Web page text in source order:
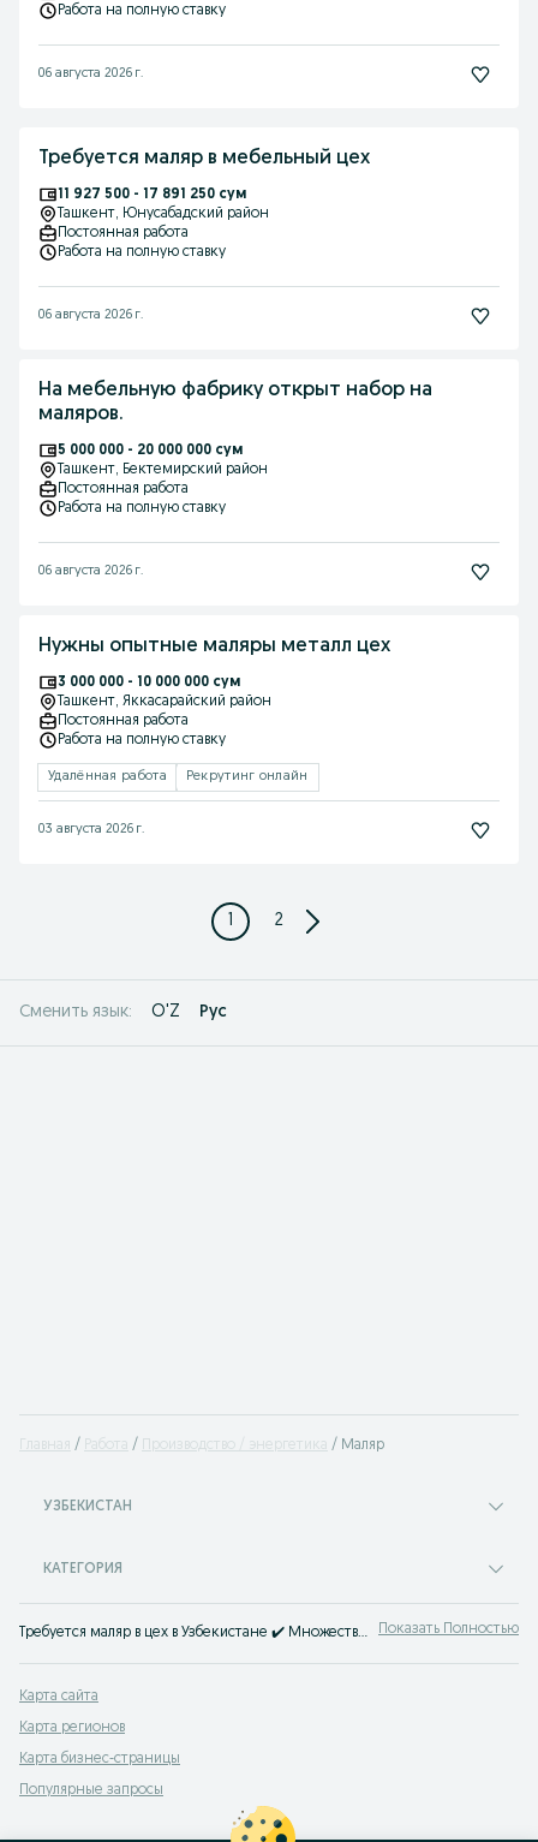
Работа на полную ставку
06 августа 2026 г.
Требуется маляр в мебельный цех
11 927 500 - 17 891 250 сум
Ташкент, Юнусабадский район
Постоянная работа
Работа на полную ставку
06 августа 2026 г.
На мебельную фабрику открыт набор на
маляров.
5 000 000 - 20 000 000 сум
Ташкент, Бектемирский район
Постоянная работа
Работа на полную ставку
06 августа 2026 г.
Нужны опытные маляры металл цех
3 000 000 - 10 000 000 сум
Ташкент, Яккасарайский район
Постоянная работа
Работа на полную ставку
Удалённая работа Рекрутинг онлайн
03 августа 2026 г.
1 2
Сменить язык: O'Z Рус
Главная Работа Производство / энергетика Маляр
УЗБЕКИСТАН
КАТЕГОРИЯ
Требуется маляр в цех в Узбекистане ✔️ Множество предложений ✔️ Постоянная или сезонная работа ⭐ Лучшие работодатели ⮞⮞ OLX.uz! Показать Полностью
Карта сайта
Карта регионов
Карта бизнес-страницы
Популярные запросы